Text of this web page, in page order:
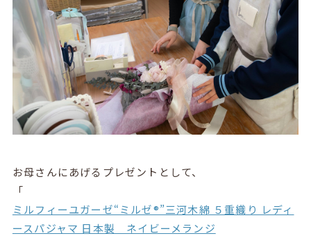
お母さんにあげるプレゼントとして、
「
ミルフィーユガーゼ“ミルゼ®”三河木綿 ５重織り レディ
ースパジャマ 日本製 ネイビーメランジ